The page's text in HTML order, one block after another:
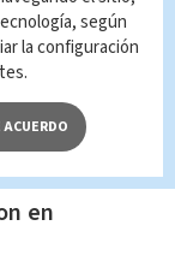
en
fe
en
según
la configuración
ACUERDO